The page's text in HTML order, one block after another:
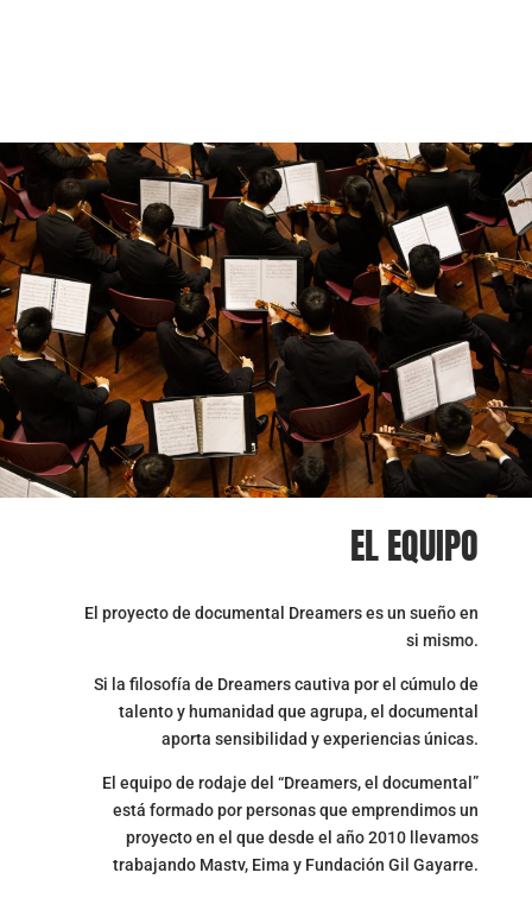
EL EQUIPO
El proyecto de documental Dreamers es un sueño en
si mismo.
Si la filosofía de Dreamers cautiva por el cúmulo de
talento y humanidad que agrupa, el documental
aporta sensibilidad y experiencias únicas.
El equipo de rodaje del “Dreamers, el documental”
está formado por personas que emprendimos un
proyecto en el que desde el año 2010 llevamos
trabajando Mastv, Eima y Fundación Gil Gayarre.